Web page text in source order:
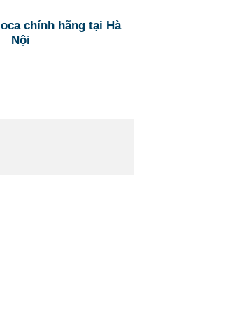
chính hãng tại Hà
Nội